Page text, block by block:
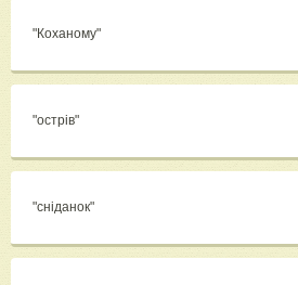
"Коханому"
"острів"
"сніданок"